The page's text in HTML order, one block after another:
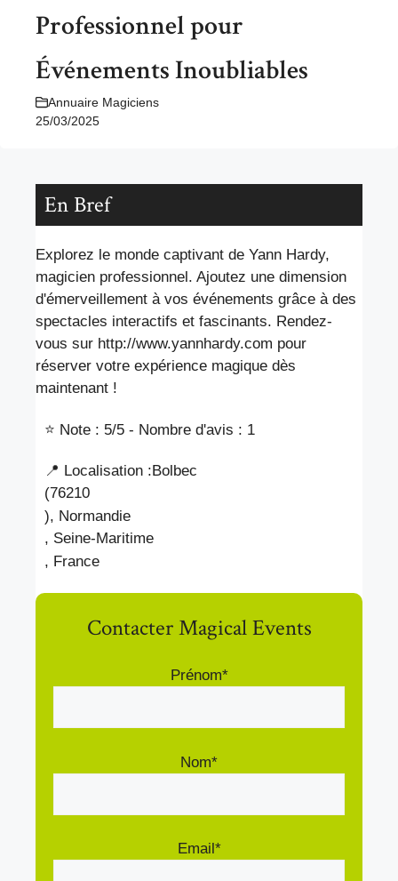
Professionnel pour
Événements Inoubliables
Annuaire Magiciens
25/03/2025
En Bref
Explorez le monde captivant de Yann Hardy,
magicien professionnel. Ajoutez une dimension
d'émerveillement à vos événements grâce à des
spectacles interactifs et fascinants. Rendez-
vous sur http://www.yannhardy.com pour
réserver votre expérience magique dès
maintenant !
⭐ Note : 5/5 - Nombre d'avis : 1
📍 Localisation :Bolbec
(76210
), Normandie
, Seine-Maritime
, France
Contacter Magical Events
Prénom*
Nom*
Email*